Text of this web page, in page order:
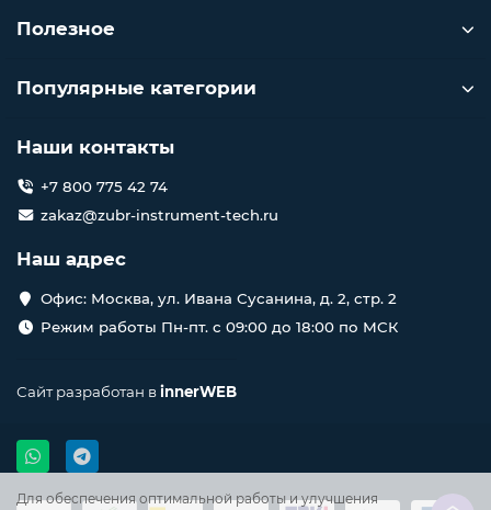
Для обеспечения оптимальной работы и улучшения
Полезное
Популярные категории
Наши контакты
+7 800 775 42 74
zakaz@zubr-instrument-tech.ru
Наш адрес
Офис: Москва, ул. Ивана Сусанина, д. 2, стр. 2
Режим работы Пн-пт. с 09:00 до 18:00 по МСК
Сайт разработан вinnerWEB